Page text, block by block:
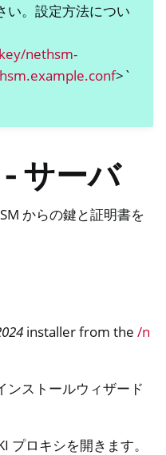
。設定方法につい
nethsm-
>`
サーバ
からの鍵と証明書を
installer from the /n
ンストールウィザード
プロキシを開きます。